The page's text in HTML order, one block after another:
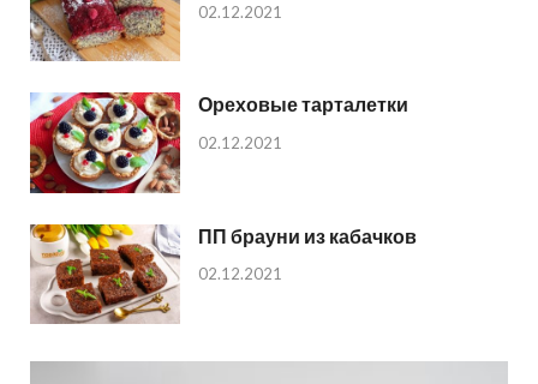
02.12.2021
Ореховые тарталетки
02.12.2021
ПП брауни из кабачков
02.12.2021